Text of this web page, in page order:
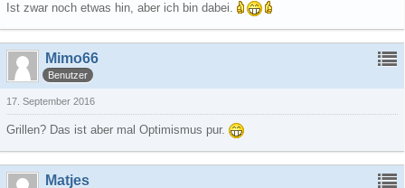
Ist zwar noch etwas hin, aber ich bin dabei.
Mimo66
Benutzer
17. September 2016
Grillen? Das ist aber mal Optimismus pur.
Matjes